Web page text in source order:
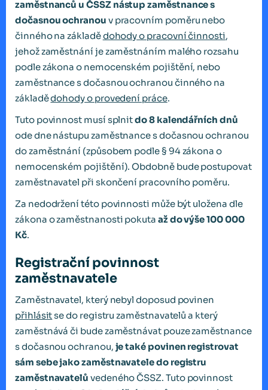
zaměstnanců u ČSSZ nástup zaměstnance s
dočasnou ochranou v pracovním poměru nebo
činného na základědohody o pracovní činnosti,
jehož zaměstnání je zaměstnáním malého rozsahu
podle zákona o nemocenském pojištění, nebo
zaměstnance s dočasnou ochranou činného na
základědohody o provedení práce.
Tuto povinnost musí splnitdo8 kalendářních dnů
ode dne nástupu zaměstnance s dočasnou ochranou
do zaměstnání (způsobem podle § 94 zákona o
nemocenském pojištění). Obdobně bude postupovat
zaměstnavatel při skončení pracovního poměru.
Za nedodržení této povinnosti může být uložena dle
zákona o zaměstnanosti pokuta až do výše 100 000
Kč.
Registrační povinnost
zaměstnavatele
Zaměstnavatel, který nebyl doposud povinen
přihlásitse do registru zaměstnavatelů a který
zaměstnává či bude zaměstnávat pouze zaměstnance
s dočasnou ochranou, je také povinen registrovat
sám sebe jako zaměstnavatele do registru
zaměstnavatelů vedeného ČSSZ. Tuto povinnost